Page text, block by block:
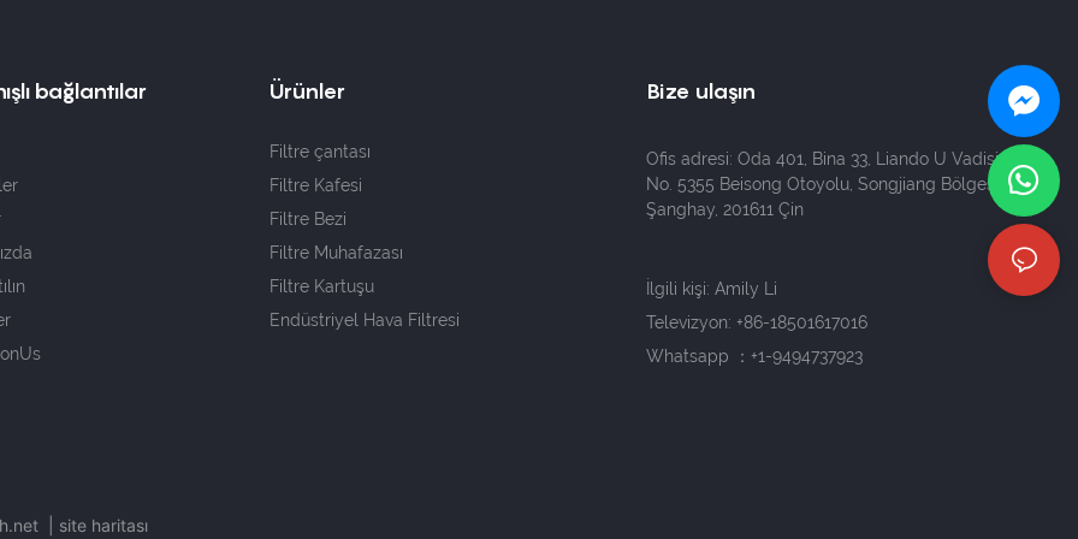
bağlantılar Ürünler
Filtre çantası
Filtre Kafesi
Filtre Bezi
Filtre Muhafazası
Filtre Kartuşu
Endüstriyel Hava Filtresi
Bize ulaşın
Ofis adresi: Oda 401, Bina 33, Liando U Vadisi,
No. 5355 Beisong Otoyolu, Songjiang Bölgesi,
Şanghay, 201611 Çin
İlgili kişi: Amily Li
Televizyon: +86-18501617016
Whatsapp ：+1-9494737923
site haritası